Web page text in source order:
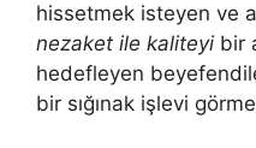
hissetmek isteyen ve
nezaket ile kaliteyi bir
hedefleyen
bir sığınak işlevi